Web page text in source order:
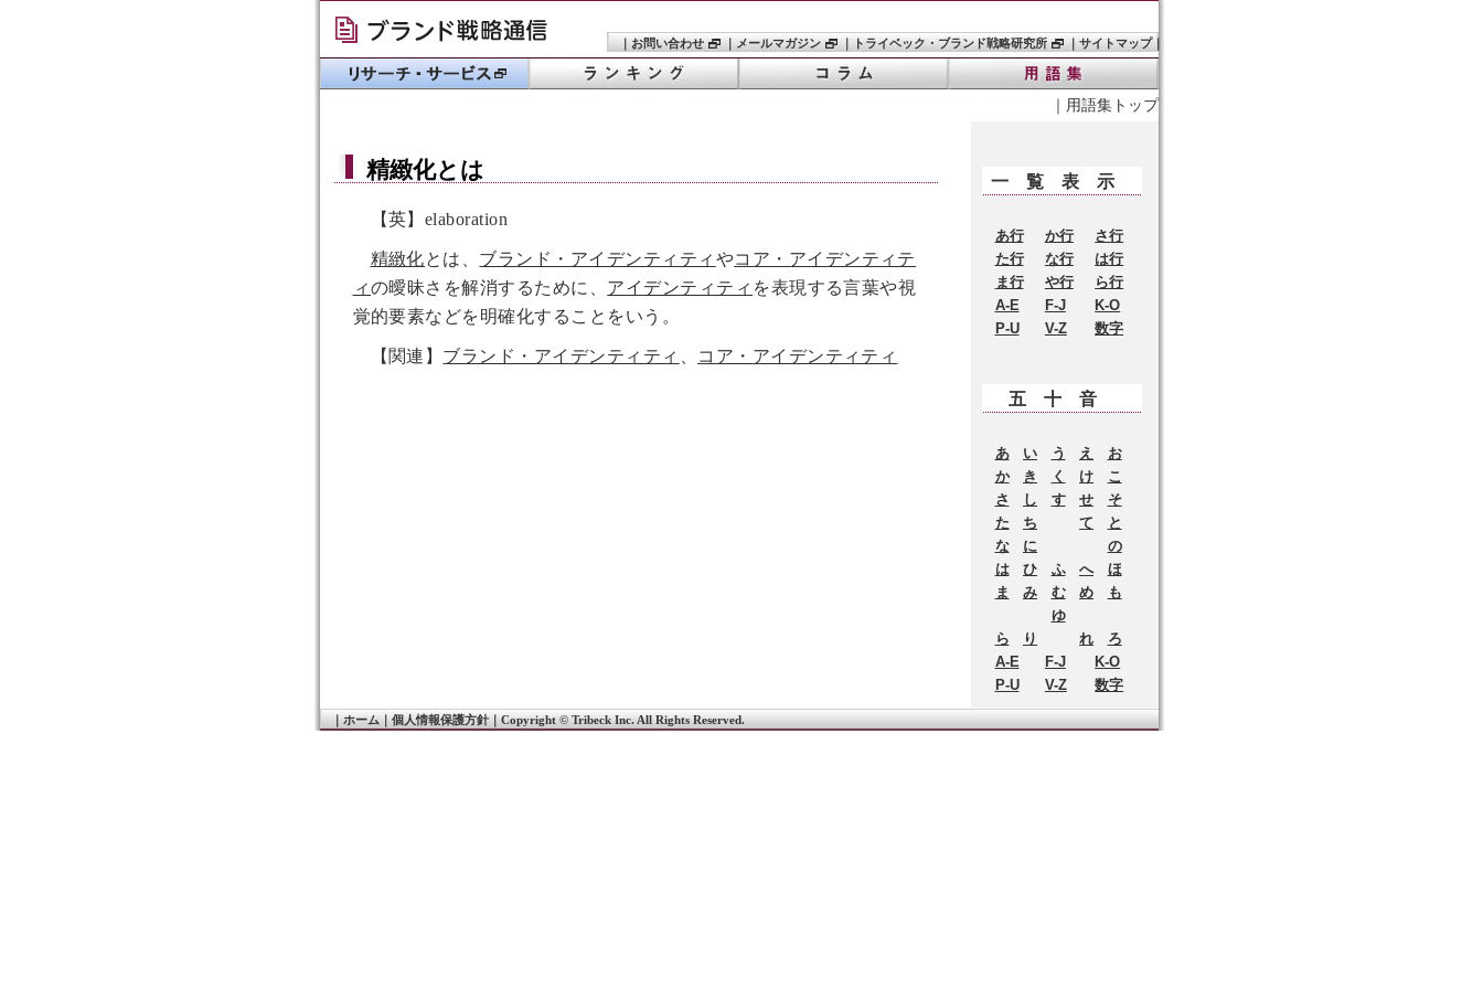
｜ お問い合わせ ｜ メールマガジン ｜ トライベック・ブランド戦略研究所 ｜ サイトマップ｜
｜ 用語集トップ
精緻化とは
【英】elaboration
精緻化とは、 ブランド・アイデンティティ やコア・アイデンティテ
ィの曖昧さを解消するために、 アイデンティティ を表現する言葉や視
覚的要素などを明確化することをいう。
【関連】 ブランド・アイデンティティ コア・アイデンティティ
一覧表示
あ行 か行
さ行
た行
な行
は行
ま行
や行
ら行
A-E
F-J
K-O
P-U
V-Z 数字
五十音
あ い う え
お
か
き く け
こ
さ
し す せ
そ
た
ち て
と
な
に
の
は
ひ ふ へ
ほ
ま
み む め
も
ゆ
ら
り れ
ろ
A-E
F-J
K-O
P-U
V-Z 数字
ホーム｜ 個人情報保護方針｜ Copyright © Tribeck Inc. All Rights Reserved.